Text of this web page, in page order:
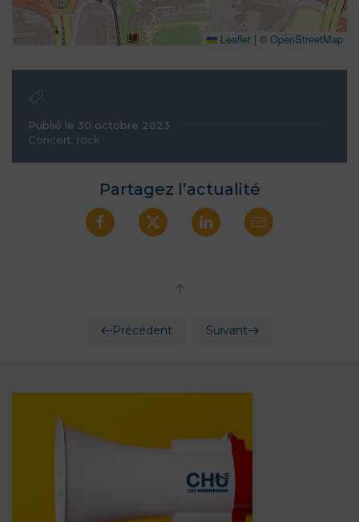
Leaflet | © OpenStreetMap
Publié le 30 octobre 2023
Concert rock
Partagez l’actualité
Précédent Suivant